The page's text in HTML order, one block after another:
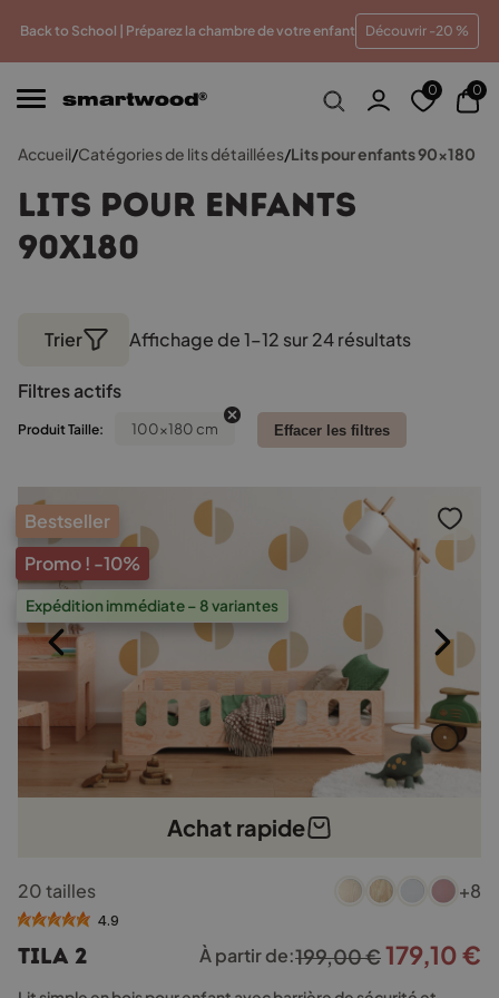
Back to School | Préparez la chambre de votre enfant Découvrir -20 %
prix Paiements en plusieurs fois sans frais
0 0
Accueil/Catégories de lits détaillées/Lits pour enfants 90x180
Lits pour enfants
90x180
Trier Affichage de 1–12 sur 24 résultats
Filtres actifs
Produit Taille: 100x180 cm Effacer les filtres
Bestseller
Promo ! -10%
Expédition immédiate – 8 variantes
Achat rapide
produit
a
variations.
Les
20 tailles +8
4.9
TILA 2 À partir de:199,00€Le
prix
179,10€